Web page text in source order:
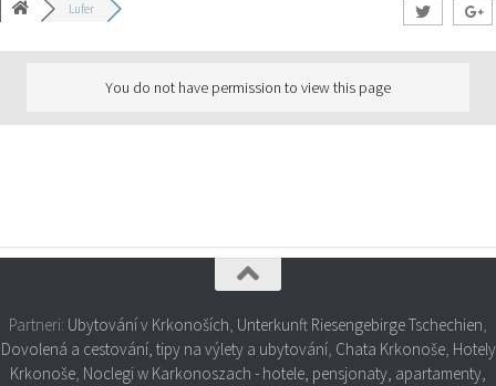
Lufer
You do not have permission to view this page
Partneri: Ubytování v Krkonoších, Unterkunft Riesengebirge Tschechien,
Dovolená a cestování, tipy na výlety a ubytování, Chata Krkonoše, Hotely
Krkonoše, Noclegi w Karkonoszach - hotele, pensjonaty, apartamenty,